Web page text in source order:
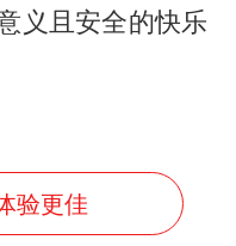
义且安全的快乐
验更佳